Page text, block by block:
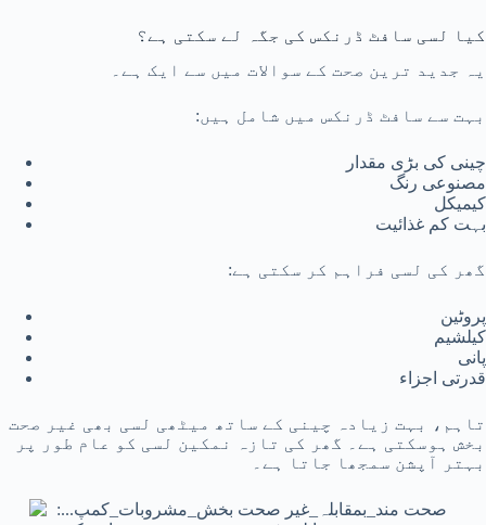
کیا لسی سافٹ ڈرنکس کی جگہ لے سکتی ہے؟
یہ جدید ترین صحت کے سوالات میں سے ایک ہے۔
بہت سے سافٹ ڈرنکس میں شامل ہیں:
چینی کی بڑی مقدار
مصنوعی رنگ
کیمیکل
بہت کم غذائیت
گھر کی لسی فراہم کر سکتی ہے:
پروٹین
کیلشیم
پانی
قدرتی اجزاء
تاہم، بہت زیادہ چینی کے ساتھ میٹھی لسی بھی غیر صحت
بخش ہوسکتی ہے۔ گھر کی تازہ نمکین لسی کو عام طور پر
بہتر آپشن سمجھا جاتا ہے۔